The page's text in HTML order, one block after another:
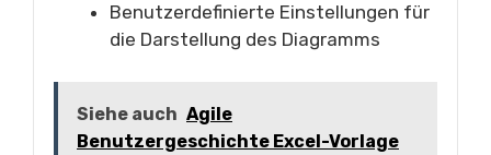
Benutzerdefinierte Einstellungen für
die Darstellung des Diagramms
Siehe auch Agile
Benutzergeschichte Excel-Vorlage